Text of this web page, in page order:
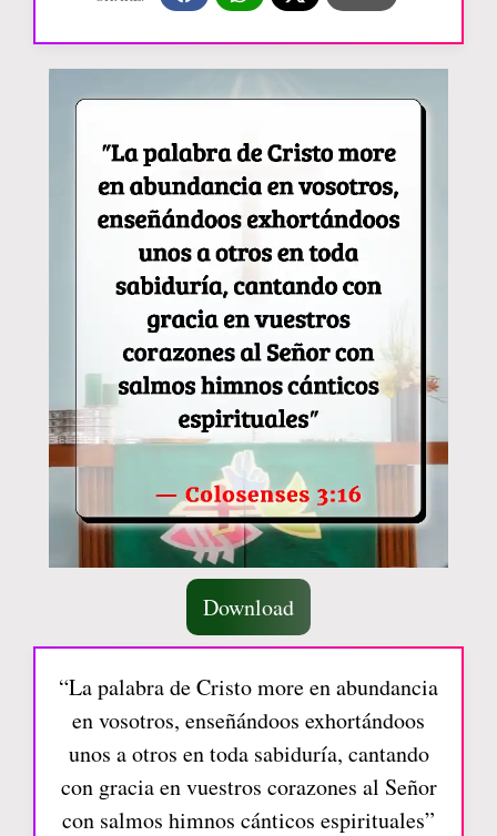
Download
“La palabra de Cristo more en abundancia
en vosotros, enseñándoos exhortándoos
unos a otros en toda sabiduría, cantando
con gracia en vuestros corazones al Señor
con salmos himnos cánticos espirituales”